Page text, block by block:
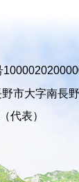
野市大字南長
代表）